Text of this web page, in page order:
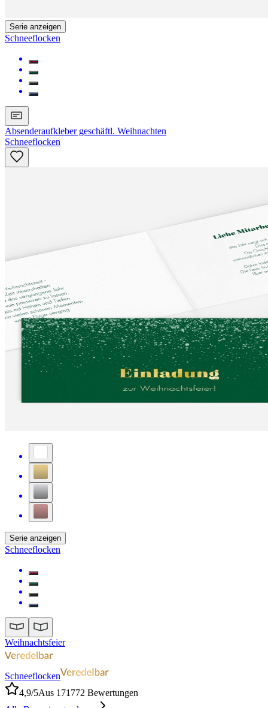
Serie anzeigen
Schneeflocken
Absenderaufkleber geschäftl. Weihnachten
Schneeflocken
Serie anzeigen
Schneeflocken
Weihnachtsfeier
Schneeflocken
4,9/5Aus 171772 Bewertungen